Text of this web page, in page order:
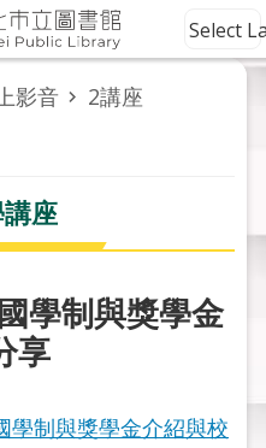
Select
影音
2講座
座
學制與獎學金
享
學制與獎學金介紹與校